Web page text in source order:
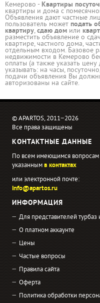
Кемерово - Квартиры
квартиры и дома с
Объявления дают частные
пользователь может подать
квартиру,сдаю дом или
разместить объявление о
квартире, частного дома,
отдельным входом. Базовое
недвижимости в Кемерово
оплаты (а также указать
указывать: на часы,
подачи объявления Вы
авторизованы на сайте.
© APARTOS, 2011−2026
Все права защищены
КОНТАКТНЫЕ ДАННЫЕ
По всем имеющимся
указаннымв контактах
или электронной почте:
info@apartos.ru
ИНФОРМАЦИЯ
Для представителей турбаз
О платном аккаунте
Цены
Частые вопросы
Правила сайта
Оферта
Политика обработки